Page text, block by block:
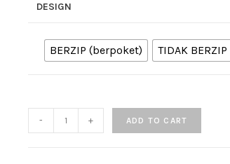
DESIGN
BERZIP (berpoket) TIDAK
- + ADD TO CART